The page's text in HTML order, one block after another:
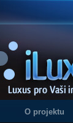
O projektu